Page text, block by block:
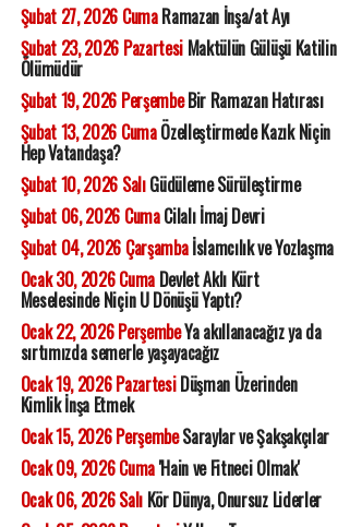
Şubat 27, 2026 CumaRamazan İnşa/at Ayı
Şubat 23, 2026 PazartesiMaktülün Gülüşü Katilin
Ölümüdür
Şubat 19, 2026 PerşembeBir Ramazan Hatırası
Şubat 13, 2026 CumaÖzelleştirmede Kazık Niçin
Hep Vatandaşa?
Şubat 10, 2026 SalıGüdüleme Sürüleştirme
Şubat 06, 2026 CumaCilalı İmaj Devri
Şubat 04, 2026 Çarşambaİslamcılık ve Yozlaşma
Ocak 30, 2026 CumaDevlet Aklı Kürt
Meselesinde Niçin U Dönüşü Yaptı?
Ocak 22, 2026 PerşembeYa akıllanacağız ya da
sırtımızda semerle yaşayacağız
Ocak 19, 2026 PazartesiDüşman Üzerinden
Kimlik İnşa Etmek
Ocak 15, 2026 PerşembeSaraylar ve Şakşakçılar
Ocak 09, 2026 Cuma'Hain ve Fitneci Olmak'
Ocak 06, 2026 SalıKör Dünya, Onursuz Liderler